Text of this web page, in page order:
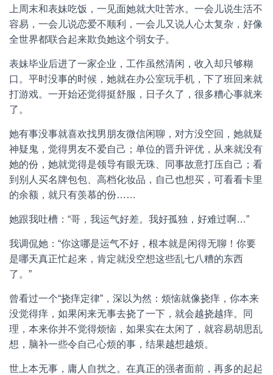
上周末和表妹吃饭，一见面她就大吐苦水。一会儿说生活不
容易，一会儿说恋爱不顺利，一会儿又说人心太复杂，好像
全世界都联合起来欺负她这个弱女子。
表妹毕业后进了一家企业，工作虽然清闲，收入却只够糊
口。平时没事的时候，她就在办公室玩手机，下了班回来就
打游戏。一开始还觉得挺舒服，日子久了，很多糟心事就来
了。
她有事没事就喜欢找男朋友微信闲聊，对方没空回，她就疑
神疑鬼，觉得男友不爱自己；单位的晋升评优，从来就没有
她的份，她就觉得是领导有眼无珠、同事故意打压自己；看
到别人买名牌包包、高档化妆品，自己也想买，可看看卡里
的余额，就只有羡慕的份……
她跟我吐槽：“哥，我运气好差。我好孤独，好难过啊…”
我调侃她：“你这哪是运气不好，根本就是闲得无聊！你要
是哪天真正忙起来，肯定就没空想这些乱七八糟的东西
了。”
曾看过一个“挠痒定律”，深以为然：烦恼就像挠痒，你本来
没觉得痒，如果闲来无事去挠了一下，就会越挠越痒。同
理，本来你并不觉得烦恼，如果实在太闲了，就容易胡思乱
想，脑补一些令自己心烦的事，结果越想越烦。
世上本无事，庸人自扰之。在真正的强者面前，再多的起起